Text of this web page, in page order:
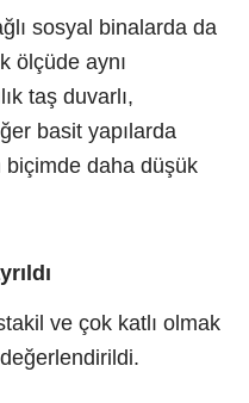
sosyal binalarda da
ölçüde aynı
taş duvarlı,
basit yapılarda
daha düşük
ve çok katlı olmak